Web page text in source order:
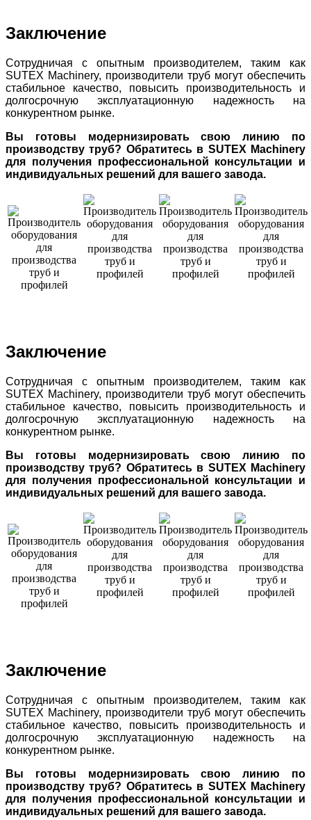
Заключение
Сотрудничая с опытным производителем, таким как
SUTEX Machinery, производители труб могут обеспечить
стабильное качество, повысить производительность и
долгосрочную эксплуатационную надежность на
конкурентном рынке.
Вы готовы модернизировать свою линию по
производству труб? Обратитесь в SUTEX Machinery
для получения профессиональной консультации и
индивидуальных решений для вашего завода.
Заключение
Сотрудничая с опытным производителем, таким как
SUTEX Machinery, производители труб могут обеспечить
стабильное качество, повысить производительность и
долгосрочную эксплуатационную надежность на
конкурентном рынке.
Вы готовы модернизировать свою линию по
производству труб? Обратитесь в SUTEX Machinery
для получения профессиональной консультации и
индивидуальных решений для вашего завода.
Заключение
Сотрудничая с опытным производителем, таким как
SUTEX Machinery, производители труб могут обеспечить
стабильное качество, повысить производительность и
долгосрочную эксплуатационную надежность на
конкурентном рынке.
Вы готовы модернизировать свою линию по
производству труб? Обратитесь в SUTEX Machinery
для получения профессиональной консультации и
индивидуальных решений для вашего завода.